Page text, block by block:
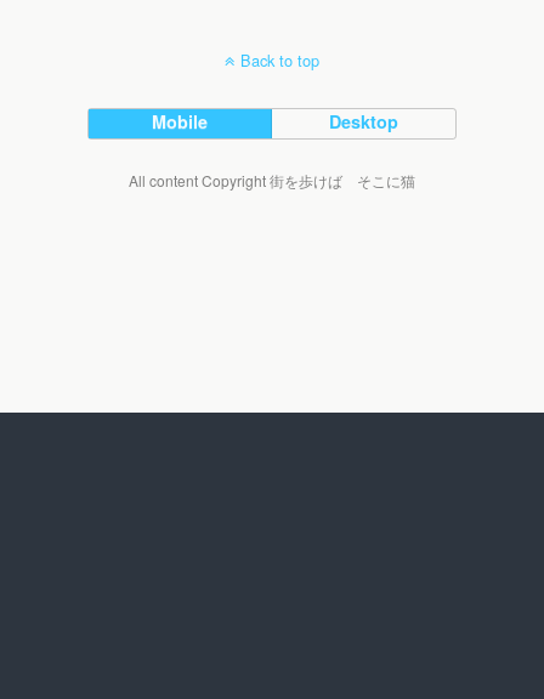
Back to top
Mobile Desktop
All content Copyright 街を歩けば そこに猫